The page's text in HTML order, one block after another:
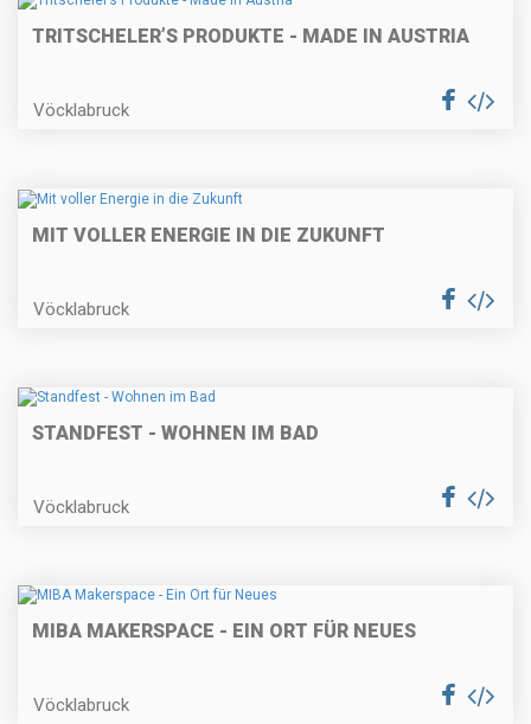
TRITSCHELER’S PRODUKTE - MADE IN AUSTRIA
Vöcklabruck
MIT VOLLER ENERGIE IN DIE ZUKUNFT
Vöcklabruck
STANDFEST - WOHNEN IM BAD
Vöcklabruck
MIBA MAKERSPACE - EIN ORT FÜR NEUES
Vöcklabruck